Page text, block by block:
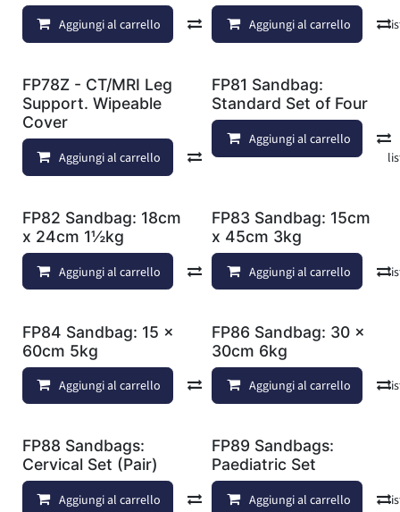
Aggiungi al carrello Confronta Aggiungi alla
Aggiungi al carrello
FP78Z - CT/MRI Leg
Support. Wipeable
Cover
Aggiungi al carrello Confronta Aggiungi alla
FP81 Sandbag:
Standard Set of Four
Aggiungi al carrello
FP82 Sandbag: 18cm
x 24cm 1½kg
Aggiungi al carrello Confronta Aggiungi alla
FP83 Sandbag: 15cm
x 45cm 3kg
Aggiungi al carrello
FP84 Sandbag: 15 x
60cm 5kg
Aggiungi al carrello Confronta Aggiungi alla
FP86 Sandbag: 30 x
30cm 6kg
Aggiungi al carrello
FP88 Sandbags:
Cervical Set (Pair)
Aggiungi al carrello Confronta Aggiungi alla
FP89 Sandbags:
Paediatric Set
Aggiungi al carrello